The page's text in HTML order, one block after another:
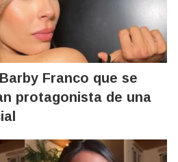
Franco que se
protagonista de una